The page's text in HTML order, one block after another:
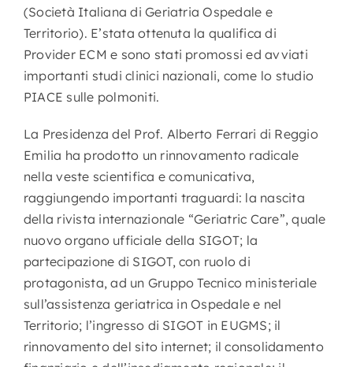
(Società Italiana di Geriatria Ospedale e
Territorio). E’stata ottenuta la qualifica di
Provider ECM e sono stati promossi ed avviati
importanti studi clinici nazionali, come lo studio
PIACE sulle polmoniti.
La Presidenza del Prof. Alberto Ferrari di Reggio
Emilia ha prodotto un rinnovamento radicale
nella veste scientifica e comunicativa,
raggiungendo importanti traguardi: la nascita
della rivista internazionale “Geriatric Care”, quale
nuovo organo ufficiale della SIGOT; la
partecipazione di SIGOT, con ruolo di
protagonista, ad un Gruppo Tecnico ministeriale
sull’assistenza geriatrica in Ospedale e nel
Territorio; l’ingresso di SIGOT in EUGMS; il
rinnovamento del sito internet; il consolidamento